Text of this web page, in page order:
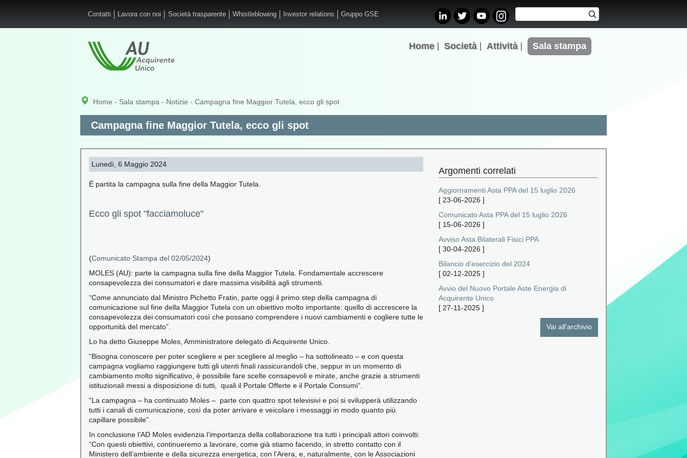
Contatti Lavora con noi Società trasparente Whistleblowing Investor relations Gruppo GSE
Form di
ricerca
Cerca
Home Società Attività Sala stampa
Home - Sala stampa - Notizie - Campagna fine Maggior Tutela, ecco gli spot
Campagna fine Maggior Tutela, ecco gli spot
Lunedì, 6 Maggio 2024
È partita la campagna sulla fine della Maggior Tutela.
Ecco gli spot "facciamoluce"
(Comunicato Stampa del 02/05/2024)
MOLES (AU): parte la campagna sulla fine della Maggior Tutela. Fondamentale accrescere
consapevolezza dei consumatori e dare massima visibilità agli strumenti.
“Come annunciato dal Ministro Pichetto Fratin, parte oggi il primo step della campagna di
comunicazione sul fine della Maggior Tutela con un obiettivo molto importante: quello di accrescere la
consapevolezza dei consumatori così che possano comprendere i nuovi cambiamenti e cogliere tutte le
opportunità del mercato”.
Lo ha detto Giuseppe Moles, Amministratore delegato di Acquirente Unico.
“Bisogna conoscere per poter scegliere e per scegliere al meglio – ha sottolineato – e con questa
campagna vogliamo raggiungere tutti gli utenti finali rassicurandoli che, seppur in un momento di
cambiamento molto significativo, è possibile fare scelte consapevoli e mirate, anche grazie a strumenti
istituzionali messi a disposizione di tutti, quali il Portale Offerte e il Portale Consumi“.
“La campagna – ha continuato Moles – parte con quattro spot televisivi e poi si svilupperà utilizzando
tutti i canali di comunicazione, così da poter arrivare e veicolare i messaggi in modo quanto più
capillare possibile”.
In conclusione l’AD Moles evidenzia l’importanza della collaborazione tra tutti i principali attori coinvolti:
“Con questi obiettivi, continueremo a lavorare, come già stiamo facendo, in stretto contatto con il
Ministero dell’ambiente e della sicurezza energetica, con l’Arera, e, naturalmente, con le Associazioni
Argomenti correlati
Aggiornamenti Asta PPA del 15 luglio 2026
[ 23-06-2026 ]
Comunicato Asta PPA del 15 luglio 2026
[ 15-06-2026 ]
Avviso Asta Bilaterali Fisici PPA
[ 30-04-2026 ]
Bilancio d'esercizio del 2024
[ 02-12-2025 ]
Avvio del Nuovo Portale Aste Energia di
Acquirente Unico
[ 27-11-2025 ]
Vai all'archivio